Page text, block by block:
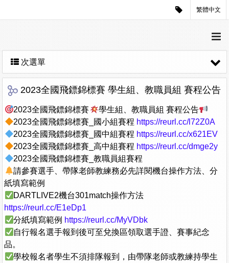
繁體中文
次選單
2023全國飛鏢錦標賽 學生組、教職員組 賽程公告
2023全國飛鏢錦標賽
學生組、教職員組 賽程公告
2023全國飛鏢錦標賽_國小組賽程 https://reurl.cc/l72Z0A
2023全國飛鏢錦標賽_國中組賽程 https://reurl.cc/x621EV
2023全國飛鏢錦標賽_高中組賽程 https://reurl.cc/dmge2y
2023全國飛鏢錦標賽_教職員組賽程
請參賽選手、帶隊老師教練務必先詳閱機台操作​方法、分
紙填寫範例
DARTLIVE2機台301match操作方法
https://reurl.cc/E1eDp1
分紙填寫範例 https://reurl.cc/MyVDbk
自行報名選手報到後可至兌換區領取選手證、賽事紀念
品。
學校報名者學生不須排隊報到，由帶隊老師或教練持學生